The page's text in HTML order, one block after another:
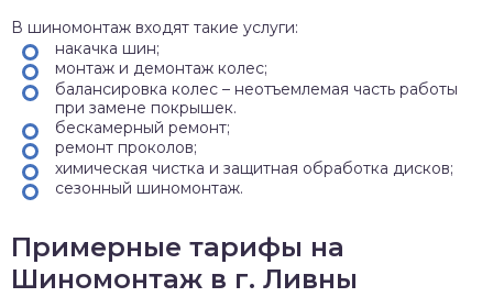
В шиномонтаж входят такие услуги:
накачка шин;
монтаж и демонтаж колес;
балансировка колес – неотъемлемая часть работы
при замене покрышек.
бескамерный ремонт;
ремонт проколов;
химическая чистка и защитная обработка дисков;
сезонный шиномонтаж.
Примерные тарифы на
Шиномонтаж в г. Ливны